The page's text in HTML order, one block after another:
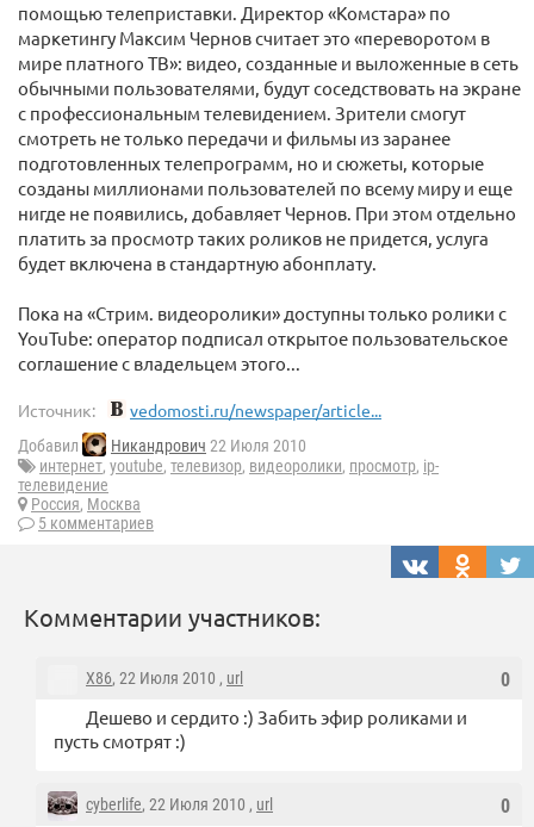
помощью телеприставки. Директор «Комстара» по
маркетингу Максим Чернов считает это «переворотом в
мире платного ТВ»: видео, созданные и выложенные в сеть
обычными пользователями, будут соседствовать на экране
с профессиональным телевидением. Зрители смогут
смотреть не только передачи и фильмы из заранее
подготовленных телепрограмм, но и сюжеты, которые
созданы миллионами пользователей по всему миру и еще
нигде не появились, добавляет Чернов. При этом отдельно
платить за просмотр таких роликов не придется, услуга
будет включена в стандартную абонплату.
Пока на «Стрим. видеоролики» доступны только ролики с
YouTube: оператор подписал открытое пользовательское
соглашение с владельцем этого...
Источник: vedomosti.ru/newspaper/article...
Добавил Никандрович 22 Июля 2010
интернет, youtube, телевизор, видеоролики, просмотр, ip-
телевидение
Россия, Москва
5 комментариев
Комментарии участников:
0
X86, 22 Июля 2010 , url
Дешево и сердито :) Забить эфир роликами и
пусть смотрят :)
0
cyberlife, 22 Июля 2010 , url